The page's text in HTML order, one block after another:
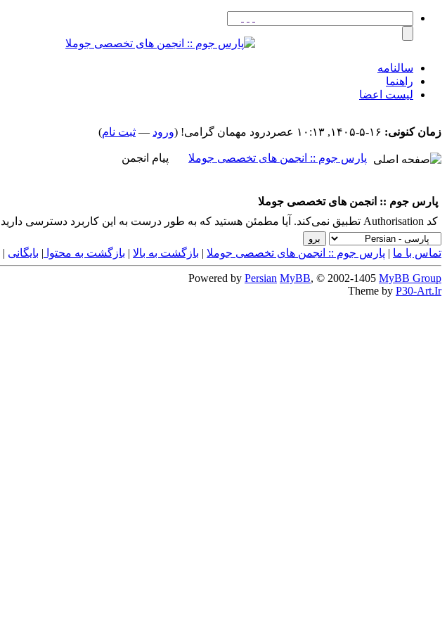
سالنامه
راهنما
لیست اعضا
زمان کنونی: ۱۶-۵-۱۴۰۵, ۱۰:۱۳ عصر درود مهمان گرامی! (ورود — ثبت نام)
پارس جوم :: انجمن های تخصصی جوملا پیام انجمن
پارس جوم :: انجمن های تخصصی جوملا
کد Authorisation تطبیق نمی‌کند. آیا مطمئن هستید که به طور درست به این کاربرد دسترسی دارید؟ لطفاً بازگردید و دوباره امتحان کنید.
تماس با ما | پارس جوم :: انجمن های تخصصی جوملا | بازگشت به بالا | بازگشت به محتوا | بایگانی |
Powered by Persian MyBB, © 2002-1405 MyBB Group
Theme by P30-Art.Ir